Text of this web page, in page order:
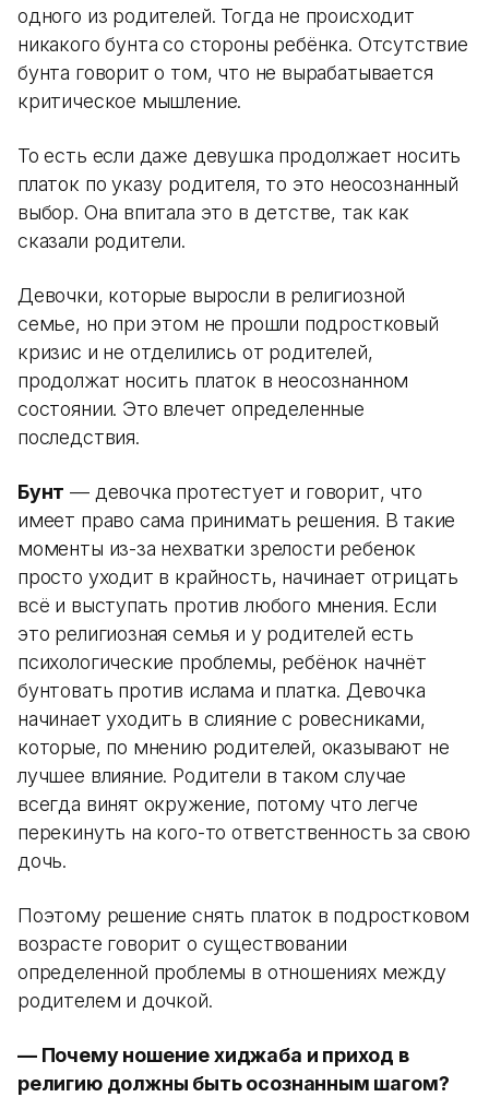
одного из родителей. Тогда не происходит
никакого бунта со стороны ребёнка. Отсутствие
бунта говорит о том, что не вырабатывается
критическое мышление.
То есть если даже девушка продолжает носить
платок по указу родителя, то это неосознанный
выбор. Она впитала это в детстве, так как
сказали родители.
Девочки, которые выросли в религиозной
семье, но при этом не прошли подростковый
кризис и не отделились от родителей,
продолжат носить платок в неосознанном
состоянии. Это влечет определенные
последствия.
Бунт — девочка протестует и говорит, что
имеет право сама принимать решения. В такие
моменты из-за нехватки зрелости ребенок
просто уходит в крайность, начинает отрицать
всё и выступать против любого мнения. Если
это религиозная семья и у родителей есть
психологические проблемы, ребёнок начнёт
бунтовать против ислама и платка. Девочка
начинает уходить в слияние с ровесниками,
которые, по мнению родителей, оказывают не
лучшее влияние. Родители в таком случае
всегда винят окружение, потому что легче
перекинуть на кого-то ответственность за свою
дочь.
Поэтому решение снять платок в подростковом
возрасте говорит о существовании
определенной проблемы в отношениях между
родителем и дочкой.
— Почему ношение хиджаба и приход в
религию должны быть осознанным шагом?